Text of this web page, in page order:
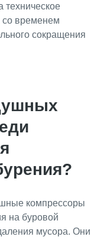
техническое
со временем
сокращения
компрессоры
на буровой
мусора. Они